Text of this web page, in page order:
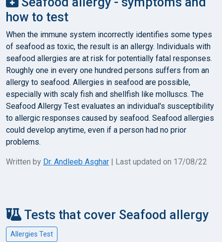
how to test
When the immune system incorrectly identifies some types
of seafood as toxic, the result is an allergy. Individuals with
seafood allergies are at risk for potentially fatal responses.
Roughly one in every one hundred persons suffers from an
allergy to seafood. Allergies in seafood are possible,
especially with scaly fish and shellfish like molluscs. The
Seafood Allergy Test evaluates an individual's susceptibility
to allergic responses caused by seafood. Seafood allergies
could develop anytime, even if a person had no prior
problems.
Written by Dr. Andleeb Asghar | Last updated on 17/08/22
Tests that cover Seafood allergy
Allergies Test